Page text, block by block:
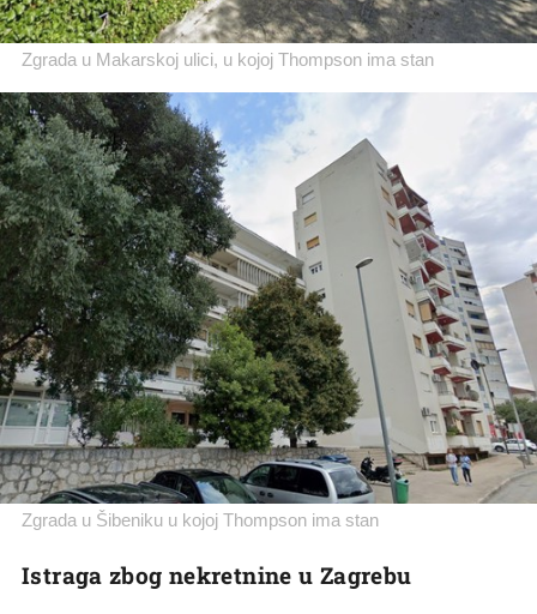
Zgrada u Makarskoj ulici, u kojoj Thompson ima stan
Zgrada u Šibeniku u kojoj Thompson ima stan
Istraga zbog nekretnine u Zagrebu